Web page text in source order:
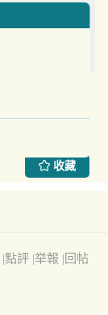
收藏
|點評 |举報 |回帖